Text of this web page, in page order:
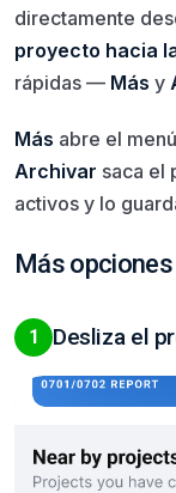
directamente
proyecto hacia
rápidas — Más y
Más abre el
Archivar saca el
activos y lo
Más opciones
1 Desliza el